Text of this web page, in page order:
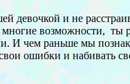
девочкой и не
возможности, ты
И чем раньше мы
свои ошибки и